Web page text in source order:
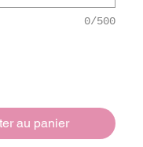
0/500
au panier